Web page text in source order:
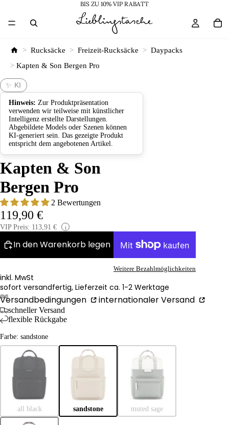
BIS ZU 10% VIP RABATT
> Rucksäcke > Freizeit-Rucksäcke > Daypacks
> Kapten & Son Bergen Pro
✨ KI
Hinweis: Zur Produktpräsentation
verwenden wir teilweise mit künstlicher
Intelligenz erstellte Darstellungen.
Abgebildete Models oder Szenen können
KI-generiert sein. Das gezeigte Produkt
entspricht dem angebotenen Artikel.
Kapten & Son
Bergen Pro
2 Bewertungen
119,90 €
VIP Preis: 113,91 € i
In den Warenkorb legen
Weitere Bezahlmöglichkeiten
inkl. MwSt
sofort versandfertig, Lieferzeit ca. 1-2 Werktage
Versandbedingungen internationaler Versand
schneller Versand
flexible Rückgabe
Farbe: sandstone
all black sandstone muted sage